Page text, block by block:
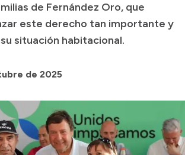
a proveedores
de Fernández Oro, que
este derecho tan importante y
situación habitacional.
de 2025